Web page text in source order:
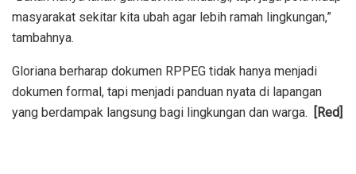
masyarakat sekitar kita ubah agar lebih ramah lingkungan,”
tambahnya.
Gloriana berharap dokumen RPPEG tidak hanya menjadi
dokumen formal, tapi menjadi panduan nyata di lapangan
yang berdampak langsung bagi lingkungan dan warga.
[Red]